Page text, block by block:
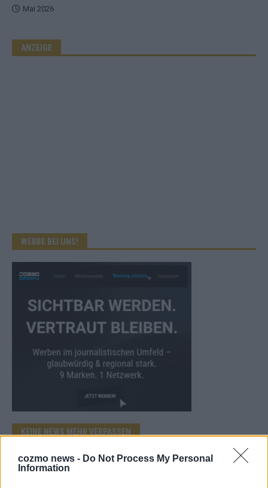
cozmo news - Do Not Process My Personal
Information
Mai 2026
ANZEIGE
WERBE BEI UNS!
KEINE NEWS MEHR VERPASSEN